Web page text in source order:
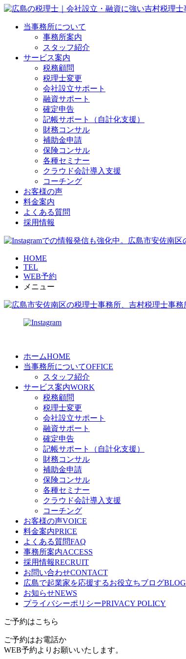
当事務所について
事務所案内
スタッフ紹介
サービス案内
税務顧問
税理士変更
会社設立サポート
融資サポート
確定申告
記帳サポート（自計化支援）
財務コンサル
補助金申請
保険コンサル
各種セミナー
クラウド会計導入支援
コーチング
お客様の声
料金案内
よくある質問
採用情報
HOME
TEL
WEB予約
メニュー
ホームHOME
当事務所についてOFFICE
スタッフ紹介
サービス案内WORK
税務顧問
税理士変更
会社設立サポート
融資サポート
確定申告
記帳サポート（自計化支援）
財務コンサル
補助金申請
保険コンサル
各種セミナー
クラウド会計導入支援
コーチング
お客様の声VOICE
料金案内PRICE
よくある質問FAQ
事務所案内ACCESS
採用情報RECRUIT
お問い合わせCONTACT
広島で起業家を応援するお役立ちブログBLOG
お知らせNEWS
プライバシーポリシーPRIVACY POLICY
ご予約はこちら
ご予約はお電話か
WEB予約よりお願いいたします。